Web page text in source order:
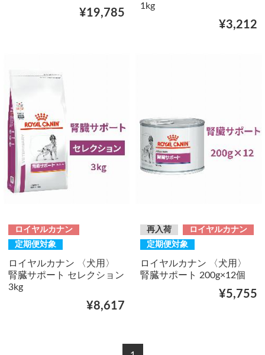
¥19,785
1kg
¥3,212
ロイヤルカナン
定期便対象
ロイヤルカナン 〈犬用〉
腎臓サポート セレクション
3kg
¥8,617
再入荷
ロイヤルカナン
定期便対象
ロイヤルカナン 〈犬用〉
腎臓サポート 200g×12個
¥5,755